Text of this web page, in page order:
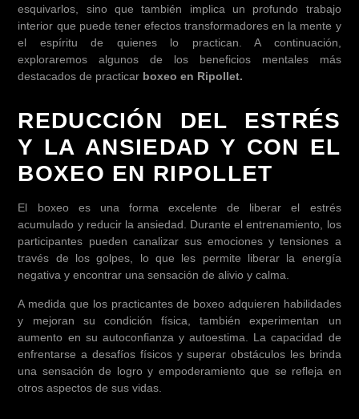
esquivarlos, sino que también implica un profundo trabajo
interior que puede tener efectos transformadores en la mente y
el espíritu de quienes lo practican. A continuación,
exploraremos algunos de los beneficios mentales más
destacados de practicar boxeo en Ripollet.
REDUCCIÓN DEL ESTRÉS
Y LA ANSIEDAD Y CON EL
BOXEO EN RIPOLLET
El boxeo es una forma excelente de liberar el estrés
acumulado y reducir la ansiedad. Durante el entrenamiento, los
participantes pueden canalizar sus emociones y tensiones a
través de los golpes, lo que les permite liberar la energía
negativa y encontrar una sensación de alivio y calma.
A medida que los practicantes de boxeo adquieren habilidades
y mejoran su condición física, también experimentan un
aumento en su autoconfianza y autoestima. La capacidad de
enfrentarse a desafíos físicos y superar obstáculos les brinda
una sensación de logro y empoderamiento que se refleja en
otros aspectos de sus vidas.